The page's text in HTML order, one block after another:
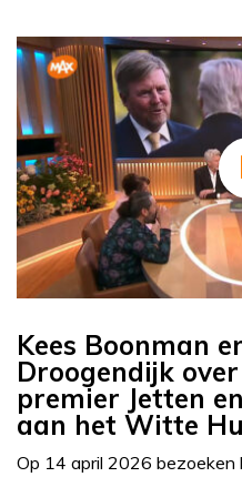
Kees Boonman
Droogendijk
premier Jetten
aan het Witte
Op 14 april 2026 bezoeken